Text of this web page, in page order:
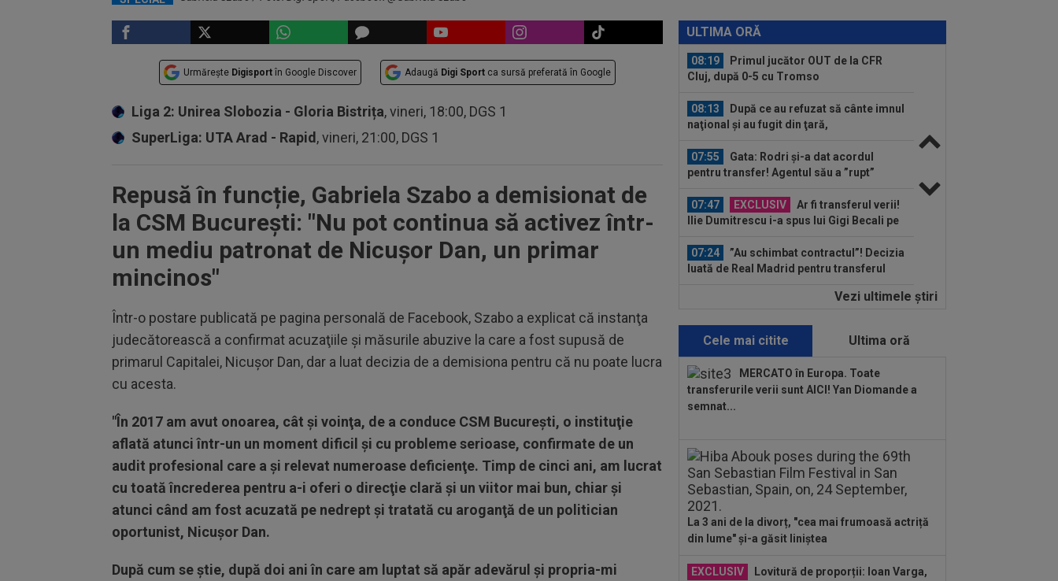
Urmărește Digisport în Google Discover Adaugă Digi Sport ca sursă preferată în Google
Liga 2: Unirea Slobozia - Gloria Bistrița, vineri, 18:00, DGS 1
SuperLiga: UTA Arad - Rapid , vineri, 21:00, DGS 1
Repusă în funcție, Gabriela Szabo a demisionat de
la CSM București: "Nu pot continua să activez într-
un mediu patronat de Nicuşor Dan, un primar
mincinos"
Într-o postare publicată pe pagina personală de Facebook, Szabo a explicat că instanţa
judecătorească a confirmat acuzaţiile şi măsurile abuzive la care a fost supusă de
primarul Capitalei, Nicuşor Dan, dar a luat decizia de a demisiona pentru că nu poate lucra
cu acesta.
"În 2017 am avut onoarea, cât şi voinţa, de a conduce CSM Bucureşti, o instituţie
aflată atunci într-un un moment dificil şi cu probleme serioase, confirmate de un
audit profesional care a şi relevat numeroase deficienţe. Timp de cinci ani, am lucrat
cu toată încrederea pentru a-i oferi o direcţie clară şi un viitor mai bun, chiar şi
atunci când am fost acuzată pe nedrept şi tratată cu aroganţă de un politician
oportunist, Nicuşor Dan.
După cum se ştie, după doi ani în care am luptat să apăr adevărul şi propria-mi
ULTIMA ORĂ
Florentino Perez și Jose Mourinho, după
ce a...
08:19
Primul jucător OUT de la CFR
Cluj, după 0-5 cu Tromso
08:13
După ce au refuzat să cânte imnul
naţional şi au fugit din ţară,
07:55
Gata: Rodri și-a dat acordul
pentru transfer! Agentul său a ”rupt”
07:47
EXCLUSIV
Ar fi transferul verii!
Ilie Dumitrescu i-a spus lui Gigi Becali pe
07:24
”Au schimbat contractul”! Decizia
luată de Real Madrid pentru transferul
Prima dată!
00:43
EXCLUSIV
Lovitură de
proporții: Ioan Varga, gata să renunțe la
CFR și să preia alt club...
00:41
EXCLUSIV
Gigi Becali: ”Hai să-
ți spun ce face Mihai Stoica. E prima oară
transferului lui Julian Alvarez
08:26
Vinicius Junior, mesaj pentru
Florentino Perez și Jose Mourinho, după
ce a...
08:19
Primul jucător OUT de la CFR
Vezi ultimele ştiri
Cele mai citite Ultima oră
MERCATO în Europa. Toate
transferurile verii sunt AICI! Yan Diomande a
semnat...
La 3 ani de la divorț, "cea mai frumoasă actriță
din lume" și-a găsit liniștea
EXCLUSIV
Lovitură de proporții: Ioan Varga,